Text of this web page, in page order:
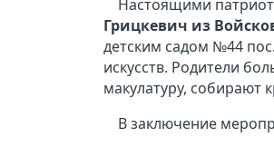
Настоящими
Грицкевич из
детским садом №44
искусств. Родители
макулатуру, собирают
В заключение